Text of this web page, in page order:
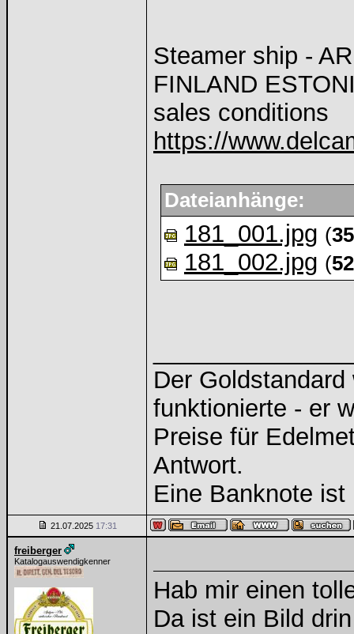
Steamer ship -
FINLAND
sales conditions
https://
Dateianhänge:
181_001.jpg (
181_002.jpg (
Der
funktionierte - er
Preise für
Antwort.
Eine Banknote
21.07.2025 17:31
freiberger
Katalogauswendigkenner
Hab mir einen
Da ist ein Bild